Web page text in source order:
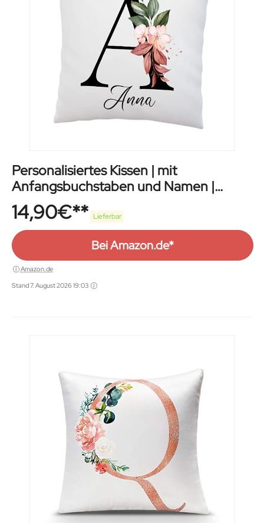
Personalisiertes Kissen | mit
Anfangsbuchstaben und Namen |
Blumen Motiv
14,90€ Lieferbar
Bei Amazon.de*
Amazon.de
Stand 7. August 2026 19:03